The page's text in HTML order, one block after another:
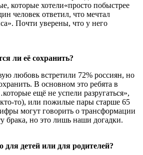
которые хотели«просто побыстрее
человек ответил, что мечтал
Почти уверены, что у него
ли её сохранить?
любовь встретили 72% россиян, но
В основном это ребята в
ещё не успели разругаться»,
то), или пожилые пары старше 65
могут говорить о трансформации
брака, но это лишь наши догадки.
для детей или для родителей?